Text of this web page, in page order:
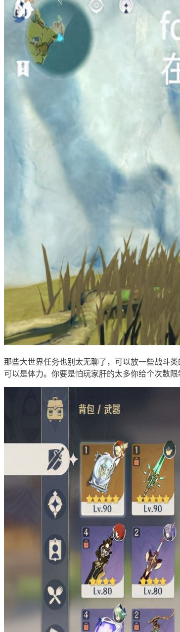
那些大世界任务也别太无聊了，可以放一些战斗
可以是体力。你要是怕玩家肝的太多你给个次数